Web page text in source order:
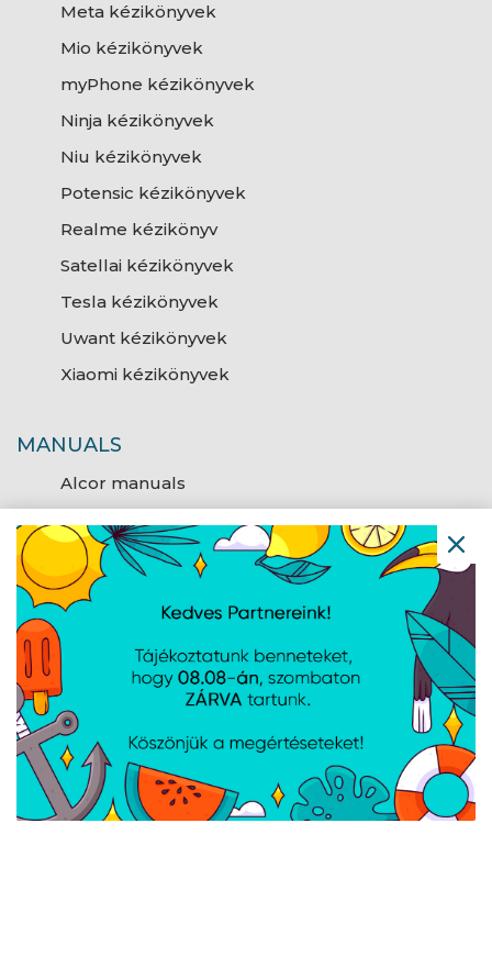
Meta kézikönyvek
Mio kézikönyvek
myPhone kézikönyvek
Ninja kézikönyvek
Niu kézikönyvek
Potensic kézikönyvek
Realme kézikönyv
Satellai kézikönyvek
Tesla kézikönyvek
Uwant kézikönyvek
Xiaomi kézikönyvek
MANUALS
Alcor manuals
MARKETING
Hálózati eszközök
A(Z) HÁLÓZATI ESZKÖZÖKKATEGÓRIA
LETÖLTÉSEI
Vissza a legfrissebbekhez
DÁTUM MEGNEVEZÉS